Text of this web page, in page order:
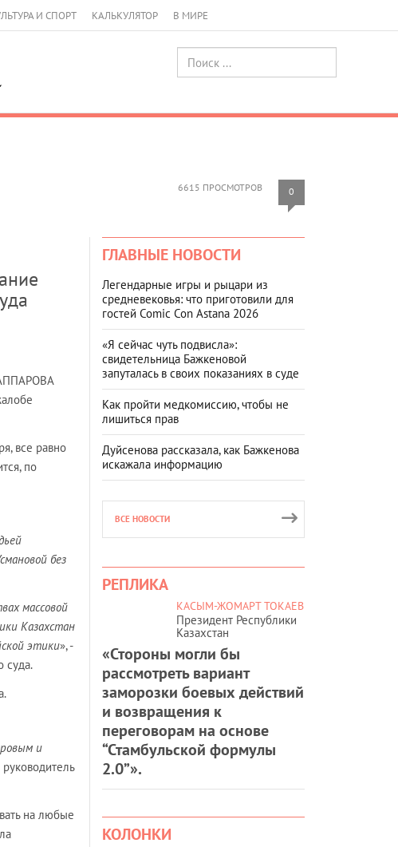
И СПОРТ КАЛЬКУЛЯТОР В МИРЕ
6615 ПРОСМОТРОВ 0
все равно
по
без
массовой
Казахстан
этики», -
суда.
и
на любые
ГЛАВНЫЕ НОВОСТИ
Легендарные игры и рыцари из
средневековья: что приготовили для
гостей Comic Con Astana 2026
«Я сейчас чуть подвисла»:
свидетельница Бажкеновой
запуталась в своих показаниях в суде
Как пройти медкомиссию, чтобы не
лишиться прав
Дуйсенова рассказала, как Бажкенова
искажала информацию
ВСЕ НОВОСТИ
РЕПЛИКА
КАСЫМ-ЖОМАРТ ТОКАЕВ
Президент Республики
Казахстан
«Стороны могли бы
рассмотреть вариант
заморозки боевых действий
и возвращения к
переговорам на основе
“Стамбульской формулы
2.0”».
КОЛОНКИ